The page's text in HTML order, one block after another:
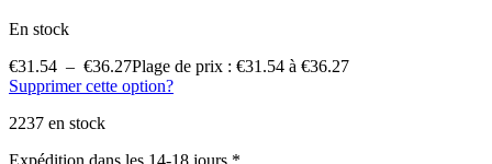
En stock
€31.54 – €36.27Plage de prix : €31.54 à €36.27
Supprimer cette option?
2237 en stock
Expédition dans les 14-18 jours.*